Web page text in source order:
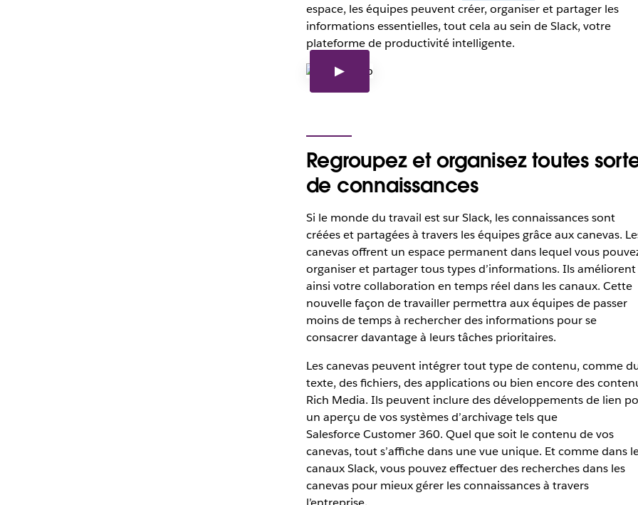
espace, les équipes peuvent créer, organiser et partager les
informations essentielles, tout cela au sein de Slack, votre
plateforme de productivité intelligente.
Regroupez et organisez toutes
de connaissances
Si le monde du travail est sur Slack, les connaissances sont
créées et partagées à travers les équipes grâce aux canevas.
canevas offrent un espace permanent dans lequel vous
organiser et partager tous types d’informations. Ils améliorent
ainsi votre collaboration en temps réel dans les canaux. Cette
nouvelle façon de travailler permettra aux équipes de passer
moins de temps à rechercher des informations pour se
consacrer davantage à leurs tâches prioritaires.
Les canevas peuvent intégrer tout type de contenu, comme
texte, des fichiers, des applications ou bien encore des
Rich Media. Ils peuvent inclure des développements de lien
un aperçu de vos systèmes d’archivage tels que
Salesforce Customer 360. Quel que soit le contenu de vos
canevas, tout s’affiche dans une vue unique. Et comme dans
canaux Slack, vous pouvez effectuer des recherches dans les
canevas pour mieux gérer les connaissances à travers